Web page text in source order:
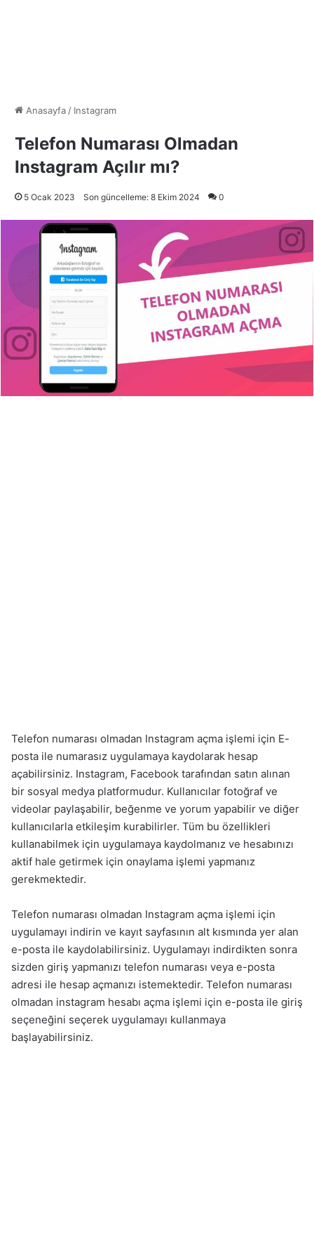
Anasayfa/ Instagram
Telefon Numarası Olmadan
Instagram Açılır mı?
5 Ocak 2023 Son güncelleme: 8 Ekim 2024 0
Telefon numarası olmadan Instagram açma işlemi için E-
posta ile numarasız uygulamaya kaydolarak hesap
açabilirsiniz. Instagram, Facebook tarafından satın alınan
bir sosyal medya platformudur. Kullanıcılar fotoğraf ve
videolar paylaşabilir, beğenme ve yorum yapabilir ve diğer
kullanıcılarla etkileşim kurabilirler. Tüm bu özellikleri
kullanabilmek için uygulamaya kaydolmanız ve hesabınızı
aktif hale getirmek için onaylama işlemi yapmanız
gerekmektedir.
Telefon numarası olmadan Instagram açma işlemi için
uygulamayı indirin ve kayıt sayfasının alt kısmında yer alan
e-posta ile kaydolabilirsiniz. Uygulamayı indirdikten sonra
sizden giriş yapmanızı telefon numarası veya e-posta
adresi ile hesap açmanızı istemektedir. Telefon numarası
olmadan instagram hesabı açma işlemi için e-posta ile giriş
seçeneğini seçerek uygulamayı kullanmaya
başlayabilirsiniz.